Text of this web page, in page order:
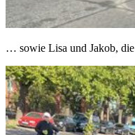
… sowie Lisa und Jakob,